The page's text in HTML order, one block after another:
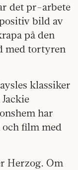
det pr-arbete
bild av
på den
med tortyren
klassiker
har
film med
Herzog. Om